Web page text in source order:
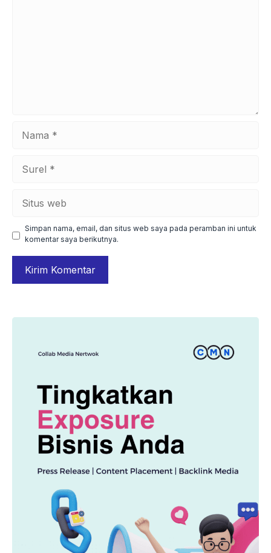
web
Simpan nama, email, dan situs web saya pada peramban ini untuk
komentar saya berikutnya.